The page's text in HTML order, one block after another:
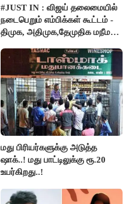
#JUST IN : விஜய் தலைமையில்
நடைபெறும் எம்பிக்கள் கூட்டம் -
திமுக, அதிமுக,தேமுதிக மநீம
மது பிரியர்களுக்கு அடுத்த
ஷாக்..! மது பாட்டிலுக்கு ரூ.20
உயர்கிறது..!